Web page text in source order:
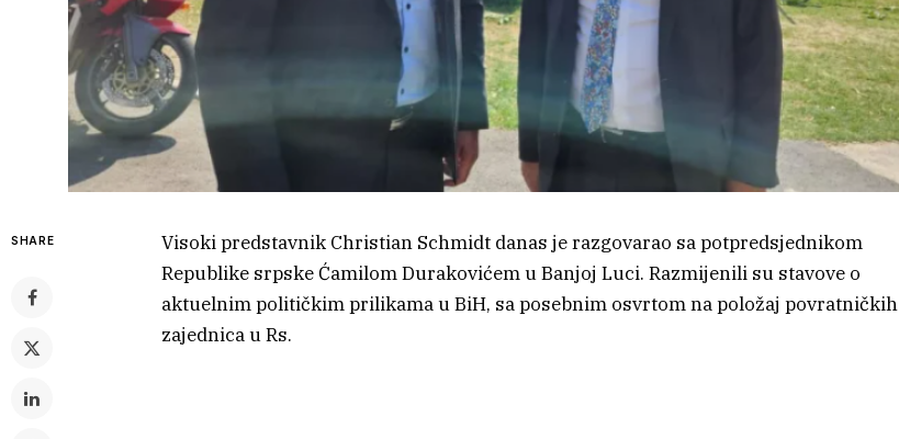
SHARE
Visoki predstavnik Christian Schmidt danas je razgovarao sa potpredsjednikom
Republike srpske Ćamilom Durakovićem u Banjoj Luci. Razmijenili su stavove o
aktuelnim političkim prilikama u BiH, sa posebnim osvrtom na položaj povratničkih
zajednica u Rs.